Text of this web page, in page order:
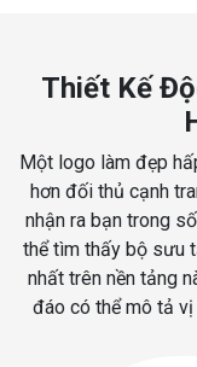
Thiết Kế
Một logo làm đẹp
hơn đối thủ cạnh
nhận ra bạn trong
thể tìm thấy bộ sưu
nhất trên nền tảng
đáo có thể mô tả